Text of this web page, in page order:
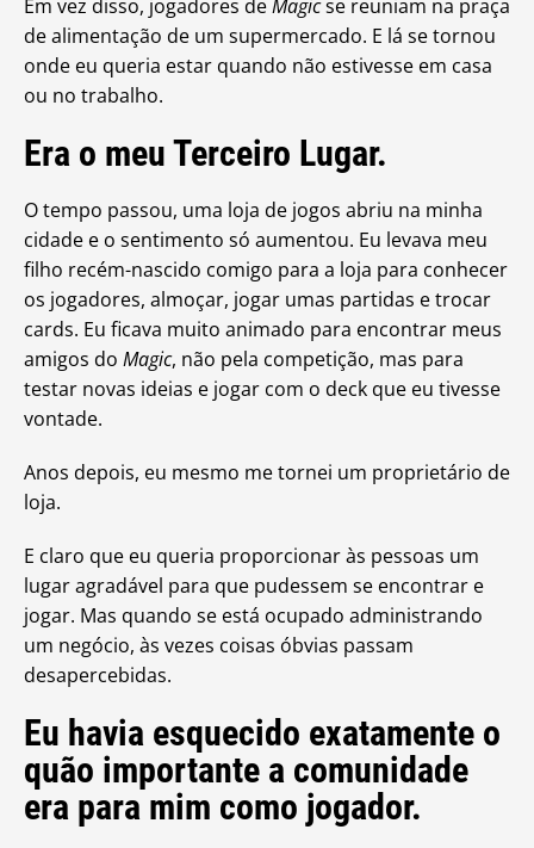
Em vez disso, jogadores deMagicse reuniam na praça
de alimentação de um supermercado. E lá se tornou
onde eu queria estar quando não estivesse em casa
ou no trabalho.
Era o meu Terceiro Lugar.
O tempo passou, uma loja de jogos abriu na minha
cidade e o sentimento só aumentou. Eu levava meu
filho recém-nascido comigo para a loja para conhecer
os jogadores, almoçar, jogar umas partidas e trocar
cards. Eu ficava muito animado para encontrar meus
amigos do Magic, não pela competição, mas para
testar novas ideias e jogar com o deck que eu tivesse
vontade.
Anos depois, eu mesmo me tornei um proprietário de
loja.
E claro que eu queria proporcionar às pessoas um
lugar agradável para que pudessem se encontrar e
jogar. Mas quando se está ocupado administrando
um negócio, às vezes coisas óbvias passam
desapercebidas.
Eu havia esquecido exatamente o
quão importante a comunidade
era para mim como jogador.